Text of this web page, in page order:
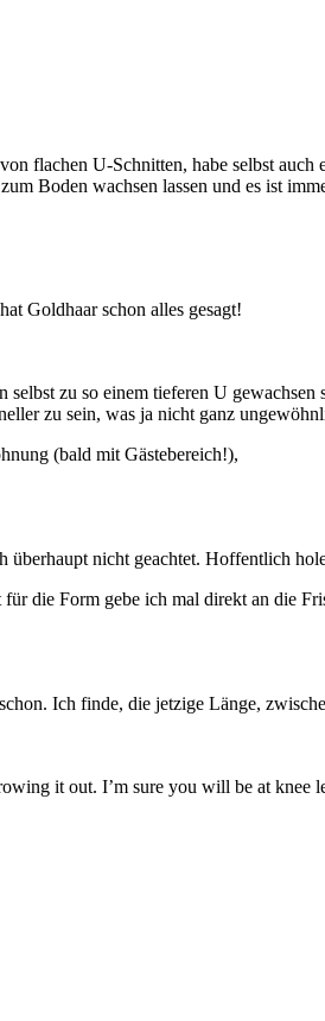
flachen U-Schnitten, habe selbst
Boden wachsen lassen und es ist
Goldhaar schon alles gesagt!
zu so einem tieferen U
zu sein, was ja nicht ganz
(bald mit Gästebereich!),
nicht geachtet. Hoffentlich
die Form gebe ich mal direkt an die
Ich finde, die jetzige Länge,
it out. I’m sure you will be at